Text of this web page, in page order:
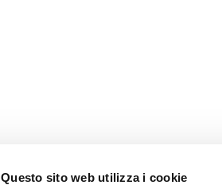
Questo sito web utilizza i cookie